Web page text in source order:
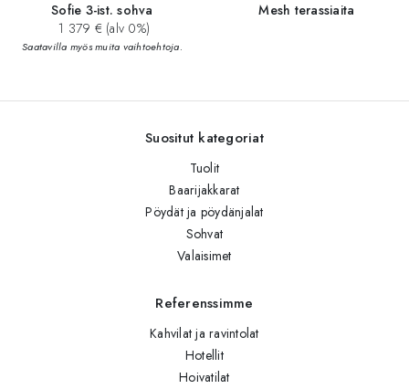
Sofie 3-ist. sohva
1 379 € (alv 0%)
Saatavilla myös muita vaihtoehtoja.
Mesh terassiaita
Suositut kategoriat
Tuolit
Baarijakkarat
Pöydät ja pöydänjalat
Sohvat
Valaisimet
Referenssimme
Kahvilat ja ravintolat
Hotellit
Hoivatilat